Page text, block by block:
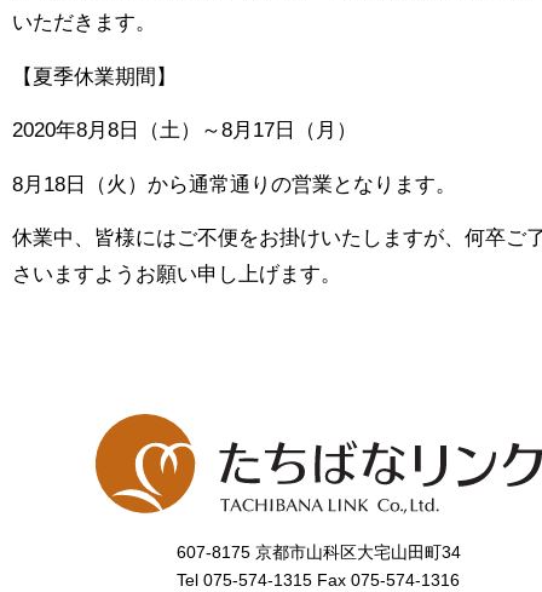
いただきます。
【夏季休業期間】
2020年8月8日（土）～8月17日（月）
8月18日（火）から通常通りの営業となります。
休業中、皆様にはご不便をお掛けいたしますが、何卒ご
さいますようお願い申し上げます。
607-8175 京都市山科区大宅山田町34
Tel075-574-1315 Fax 075-574-1316